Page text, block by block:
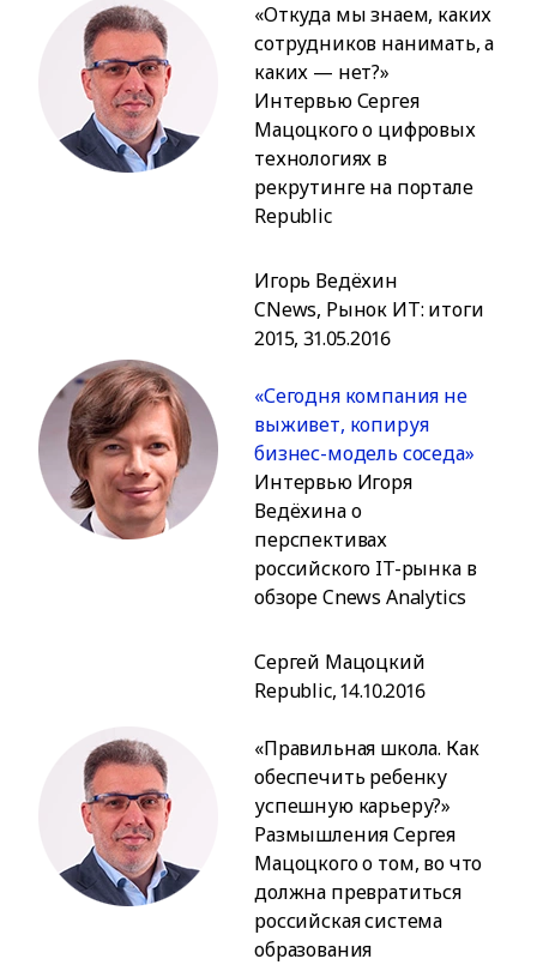
«Откуда мы знаем, каких
сотрудников нанимать, а
каких — нет?»
Интервью Сергея
Мацоцкого о цифровых
технологиях в
рекрутинге на портале
Republic
Игорь Ведёхин
CNews, Рынок ИТ: итоги
2015, 31.05.2016
«Сегодня компания не
выживет, копируя
бизнес-модель соседа»
Интервью Игоря
Ведёхина о
перспективах
российского IT-рынка в
обзоре Cnews Analytics
Сергей Мацоцкий
Republic, 14.10.2016
«Правильная школа. Как
обеспечить ребенку
успешную карьеру?»
Размышления Сергея
Мацоцкого о том, во что
должна превратиться
российская система
образования